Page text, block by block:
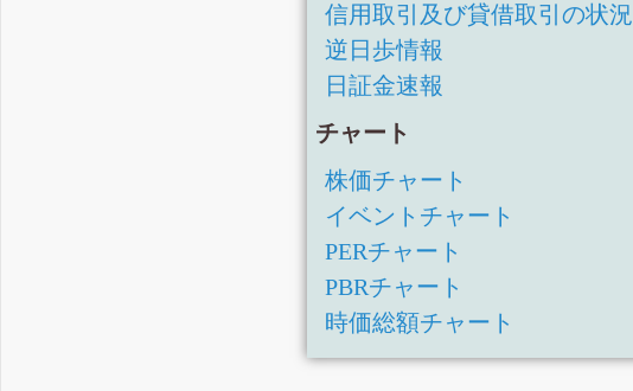
信用取引及び貸借取引の状況
逆日歩情報
日証金速報
チャート
株価チャート
イベントチャート
PERチャート
PBRチャート
時価総額チャート